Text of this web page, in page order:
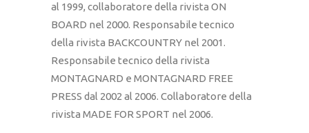
al 1999, collaboratore della rivista ON
BOARD nel 2000. Responsabile tecnico
della rivista BACKCOUNTRY nel 2001.
Responsabile tecnico della rivista
MONTAGNARD e MONTAGNARD FREE
PRESS dal 2002 al 2006. Collaboratore della
rivista MADE FOR SPORT nel 2006.